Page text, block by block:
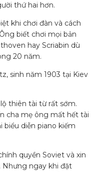
thứ hai hơn.
khi chơi đàn và cách
biết chơi mọi bản
hay Scriabin dù
20 năm.
sinh năm 1903 tại Kiev
thiên tài từ rất sớm.
cha mẹ ông mất hết tài
biểu diễn piano kiếm
quyền Soviet và xin
Nhưng ngay khi đặt